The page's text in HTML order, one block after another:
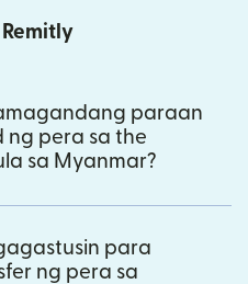
Remitly
paraan
ng pera sa the
sa Myanmar?
para
ng pera sa